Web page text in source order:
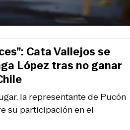
la representante de Pucón
su participación en el
Cata Vallejos se
López tras no ganar